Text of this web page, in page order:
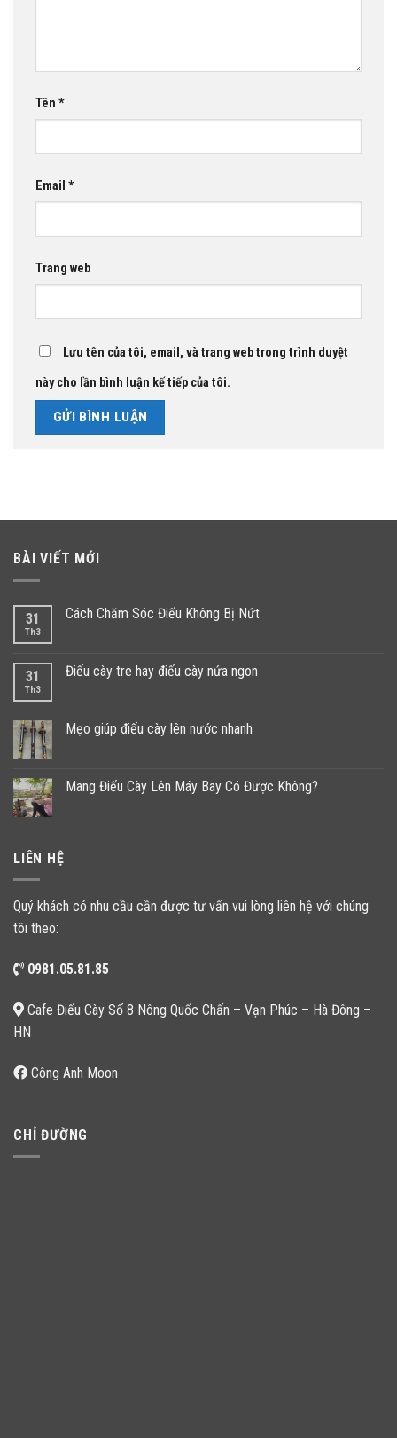
Tên *
Email *
Trang web
Lưu tên của tôi, email, và trang web trong trình duyệt
này cho lần bình luận kế tiếp của tôi.
BÀI VIẾT MỚI
31
Th3
Cách Chăm Sóc Điếu Không Bị Nứt
31
Th3
Điếu cày tre hay điếu cày nứa ngon
Mẹo giúp điếu cày lên nước nhanh
Mang Điếu Cày Lên Máy Bay Có Được Không?
LIÊN HỆ
Quý khách có nhu cầu cần được tư vấn vui lòng liên hệ với chúng
tôi theo:
0981.05.81.85
Cafe Điếu Cày Số 8 Nông Quốc Chấn – Vạn Phúc – Hà Đông –
HN
Công Anh Moon
CHỈ ĐƯỜNG